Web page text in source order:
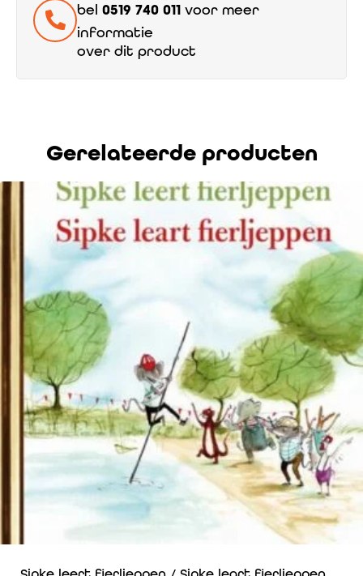
bel 0519 740 011 voor meer
informatie
over dit product
Gerelateerde producten